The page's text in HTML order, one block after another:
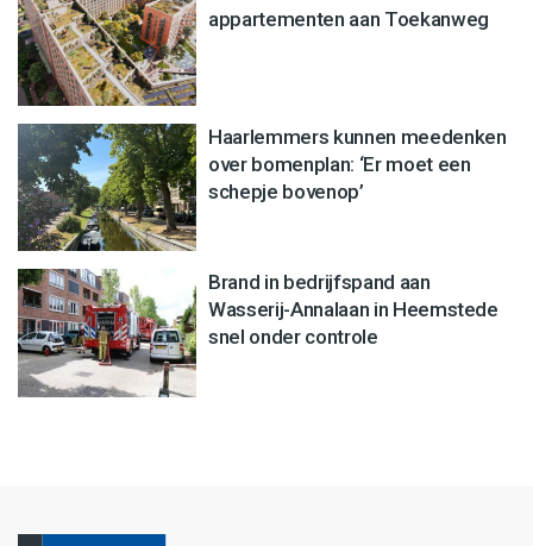
appartementen aan Toekanweg
Haarlemmers kunnen meedenken
over bomenplan: ‘Er moet een
schepje bovenop’
Brand in bedrijfspand aan
Wasserij-Annalaan in Heemstede
snel onder controle